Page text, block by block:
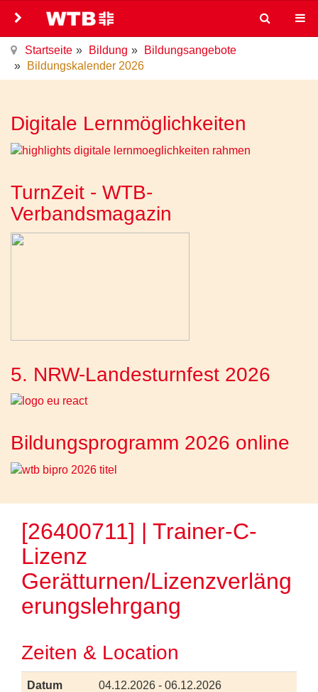
Startseite Bildung
Bildungsangebote
Bildungskalender 2026
Digitale Lernmöglichkeiten
TurnZeit - WTB-
Verbandsmagazin
5. NRW-Landesturnfest 2026
Bildungsprogramm 2026 online
[26400711] | Trainer-C-
Lizenz
Gerätturnen/Lizenzverläng
erungslehrgang
Zeiten & Location
Datum 04.12.2026 - 06.12.2026